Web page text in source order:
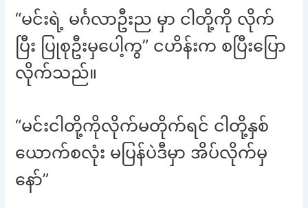
“မင်းရဲ့ မင်္ဂလာဦးည မှာ ငါတို့ကို လိုက်
ပြီး ပြုစုဦးမှပေါ့ကွ” ငဟိန်းက စပြီးပြော
လိုက်သည်။
“မင်းငါတို့ကိုလိုက်မတိုက်ရင် ငါတို့နှစ်
ယောက်စလုံး မပြန်ပဲဒီမှာ အိပ်လိုက်မှ
နော်”